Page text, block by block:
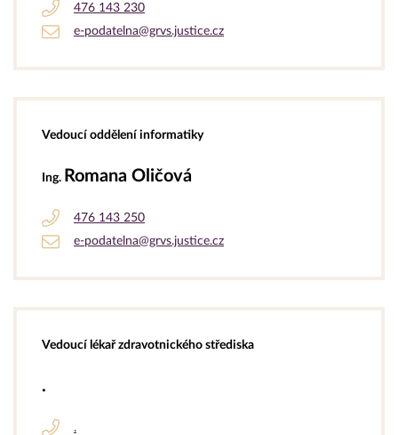
476 143 230
e-podatelna@grvs.justice.cz
Vedoucí oddělení informatiky
Ing. Romana Oličová
476 143 250
e-podatelna@grvs.justice.cz
Vedoucí lékař zdravotnického střediska
.
.